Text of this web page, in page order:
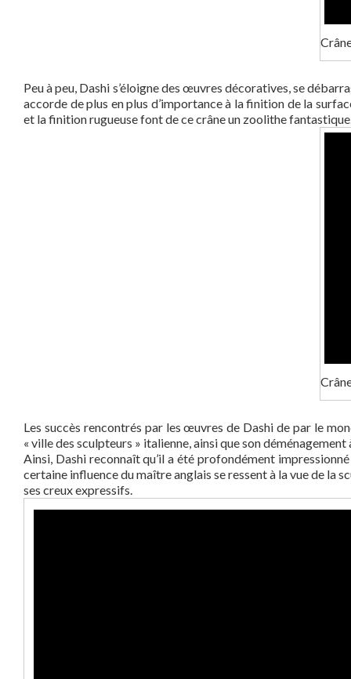
Peu à peu, Dashi s’éloigne des œuvres décoratives, se
accorde de plus en plus d’importance à la finition de la
et la finition rugueuse font de ce crâne un zoolithe
Les succès rencontrés par les œuvres de Dashi de par le
« ville des sculpteurs » italienne, ainsi que son
Ainsi, Dashi reconnaît qu’il a été profondément
certaine influence du maître anglais se ressent à la vue de la
ses creux expressifs.